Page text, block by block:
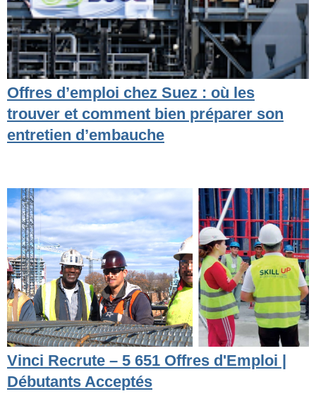
Offres d’emploi chez Suez : où les
trouver et comment bien préparer son
entretien d’embauche
Vinci Recrute – 5 651 Offres d'Emploi |
Débutants Acceptés